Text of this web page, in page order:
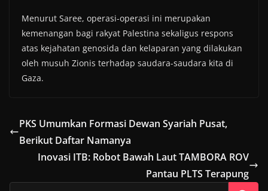
Menurut Saree, operasi-operasi ini merupakan
kemenangan bagi rakyat Palestina sekaligus respons
atas kejahatan genosida dan kelaparan yang dilakukan
oleh musuh Zionis terhadap saudara-saudara kita di
Gaza.
PKS Umumkan Formasi Dewan Syariah Pusat,
Berikut Daftar Namanya
Inovasi ITB: Robot Bawah Laut TAMBORA ROV
Pantau PLTS Terapung